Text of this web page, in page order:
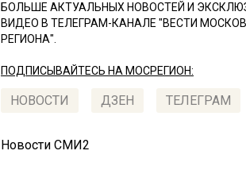
БОЛЬШЕ АКТУАЛЬНЫХ НОВОСТЕЙ И
ВИДЕО В ТЕЛЕГРАМ-КАНАЛЕ "ВЕСТИ
РЕГИОНА".
ПОДПИСЫВАЙТЕСЬ НА МОСРЕГИОН:
НОВОСТИ ДЗЕН ТЕЛЕГРАМ
Новости СМИ2